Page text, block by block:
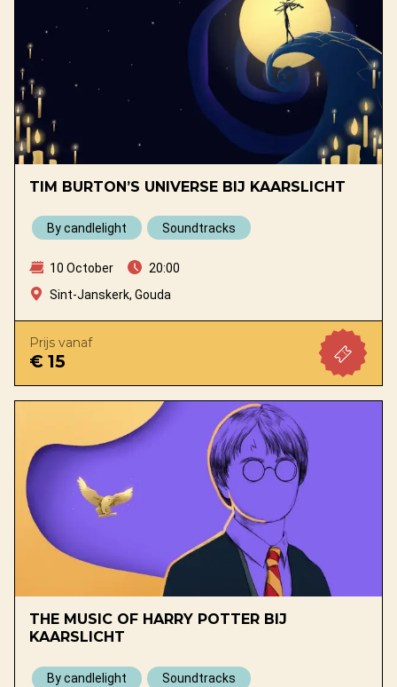
TIM BURTON’S UNIVERSE BIJ KAARSLICHT
By candlelight Soundtracks
10 October
20:00
Sint-Janskerk, Gouda
Prijs vanaf
€ 15
THE MUSIC OF HARRY POTTER BIJ
KAARSLICHT
By candlelight Soundtracks